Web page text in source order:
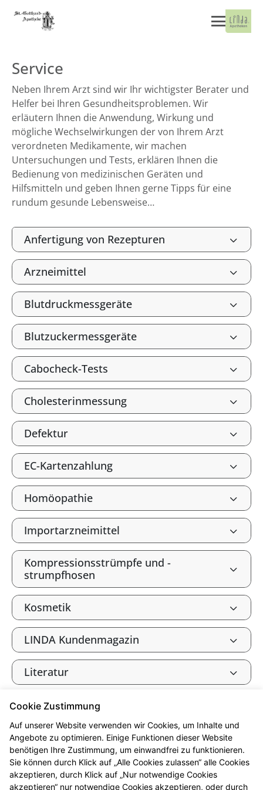
Service
Neben Ihrem Arzt sind wir Ihr wichtigster Berater und
Helfer bei Ihren Gesundheitsproblemen. Wir
erläutern Ihnen die Anwendung, Wirkung und
mögliche Wechselwirkungen der von Ihrem Arzt
verordneten Medikamente, wir machen
Untersuchungen und Tests, erklären Ihnen die
Bedienung von medizinischen Geräten und
Hilfsmitteln und geben Ihnen gerne Tipps für eine
rundum gesunde Lebensweise…
Anfertigung von Rezepturen
Arzneimittel
Blutdruckmessgeräte
Blutzuckermessgeräte
Cabocheck-Tests
Cholesterinmessung
Defektur
EC-Kartenzahlung
Homöopathie
Importarzneimittel
Kompressionsstrümpfe und -
strumpfhosen
Kosmetik
LINDA Kundenmagazin
Literatur
Phytotherapie
Rezeptbelieferung
Stomaversorgung
Cookie Zustimmung
Auf unserer Website verwenden wir Cookies, um Inhalte und
Angebote zu optimieren. Einige Funktionen dieser Website
benötigen Ihre Zustimmung, um einwandfrei zu funktionieren.
Sie können durch Klick auf „Alle Cookies zulassen“ alle Cookies
akzeptieren, durch Klick auf „Nur notwendige Cookies
akzeptieren“ nur notwendige Cookies akzeptieren, oder durch